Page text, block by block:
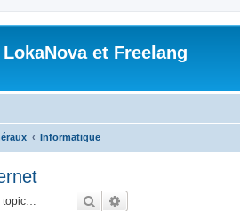
LokaNova et Freelang
Informatique
Search